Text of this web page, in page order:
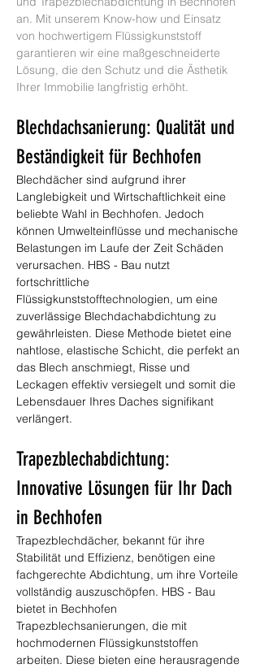
an. Mit unserem Know-how und Einsatz
von hochwertigem Flüssigkunststoff
garantieren wir eine maßgeschneiderte
Lösung, die den Schutz und die Ästhetik
Ihrer Immobilie langfristig erhöht.
Blechdachsanierung: Qualität und
Beständigkeit für Bechhofen
Blechdächer sind aufgrund ihrer
Langlebigkeit und Wirtschaftlichkeit eine
beliebte Wahl in Bechhofen. Jedoch
können Umwelteinflüsse und mechanische
Belastungen im Laufe der Zeit Schäden
verursachen. HBS - Bau nutzt
fortschrittliche
Flüssigkunststofftechnologien, um eine
zuverlässige Blechdachabdichtung zu
gewährleisten. Diese Methode bietet eine
nahtlose, elastische Schicht, die perfekt an
das Blech anschmiegt, Risse und
Leckagen effektiv versiegelt und somit die
Lebensdauer Ihres Daches signifikant
verlängert.
Trapezblechabdichtung:
Innovative Lösungen für Ihr Dach
in Bechhofen
Trapezblechdächer, bekannt für ihre
Stabilität und Effizienz, benötigen eine
fachgerechte Abdichtung, um ihre Vorteile
vollständig auszuschöpfen. HBS - Bau
bietet in Bechhofen
Trapezblechsanierungen, die mit
hochmodernen Flüssigkunststoffen
arbeiten. Diese bieten eine herausragende